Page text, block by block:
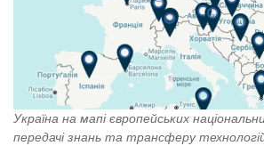
Україна на мапієвропейських
передачі знань та трансферу